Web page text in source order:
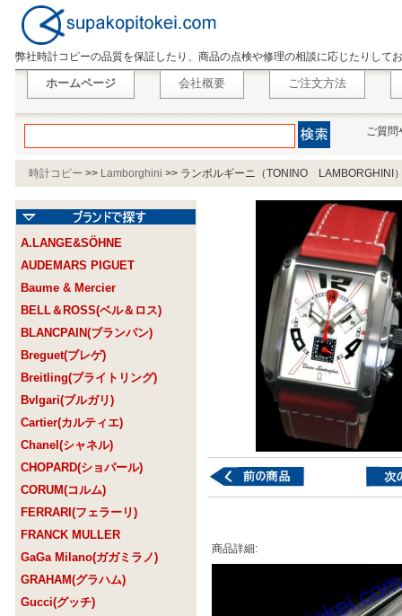
弊社時計コピーの品質を保証したり、商品の点検や修理の相談に応じたりして
ホームページ 会社概要 ご注文方法
ご質問
時計コピー >> Lamborghini >> ランボルギーニ（TONINO
A.LANGE&SÖHNE
AUDEMARS PIGUET
Baume & Mercier
BELL＆ROSS(ベル＆ロス)
BLANCPAIN(ブランパン)
Breguet(ブレゲ)
Breitling(ブライトリング)
Bvlgari(ブルガリ)
Cartier(カルティエ)
Chanel(シャネル)
CHOPARD(ショパール)
CORUM(コルム)
FERRARI(フェラーリ)
FRANCK MULLER
GaGa Milano(ガガミラノ)
GRAHAM(グラハム)
Gucci(グッチ)
商品詳細: